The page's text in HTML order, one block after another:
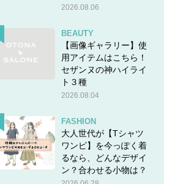
2026.08.06
BEAUTY
【画像ギャラリー】使
用アイテムはこちら！
セザンヌの神ハイライ
ト３種
2026.08.04
FASHION
大人世代が【Tシャツ
ワンピ】を今っぽく着
るなら、どんなデザイ
ン？合わせる小物は？